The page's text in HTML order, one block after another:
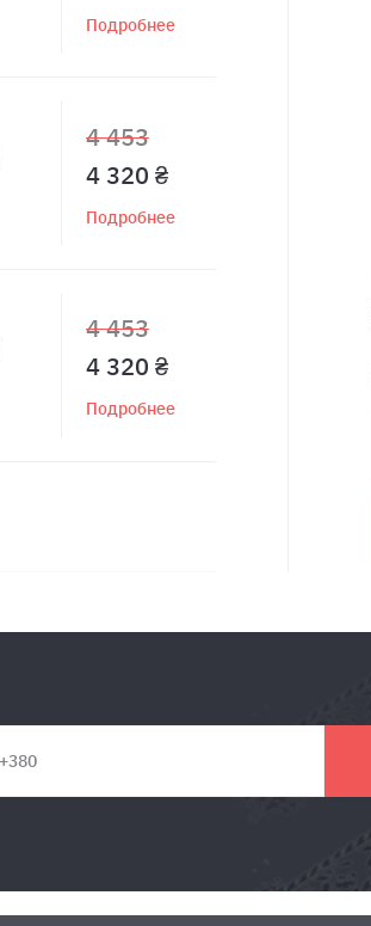
Подробнее
4 453
4 320 ₴
Подробнее
4 453
4 320 ₴
Подробнее